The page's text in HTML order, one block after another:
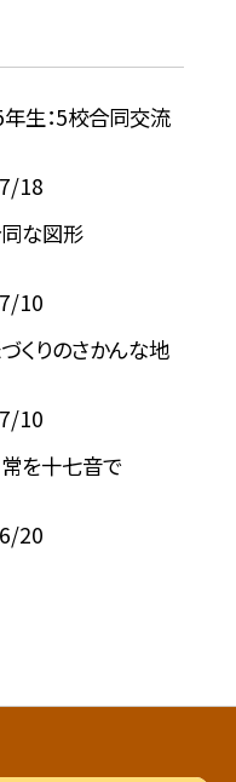
年生：5校合同交流
18
同な図形
10
くりのさかんな地
10
常を十七音で
20